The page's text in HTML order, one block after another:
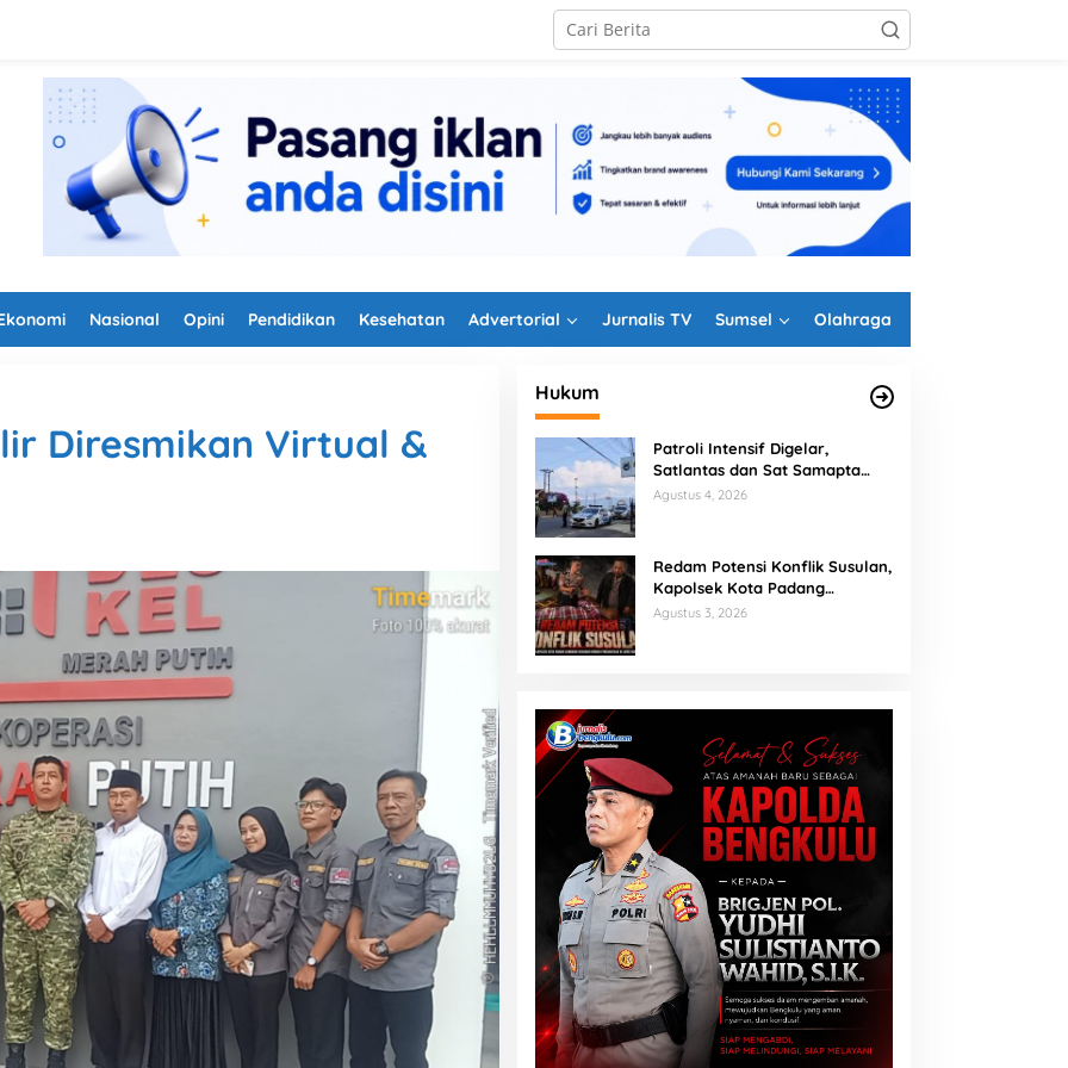
Nasional Opini Pendidikan Kesehatan Advertorial Jurnalis TV Sumsel Olahraga
Diresmikan Virtual &
Hukum
Patroli Intensif Digelar,
Satlantas dan Sat Samapta
Polres Rejang Lebong
Agustus 4, 2026
Redam Potensi Konflik Susulan,
Kapolsek Kota Padang
Sambangi Kediaman Korban
Agustus 3, 2026